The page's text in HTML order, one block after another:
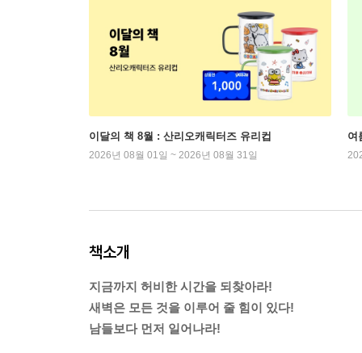
이달의 책 8월 : 산리오캐릭터즈 유리컵
2026년 08월 01일 ~ 2026년 08월 31일
여
책소개
지금까지 허비한 시간을 되찾아라!
새벽은 모든 것을 이루어 줄 힘이 있다!
남들보다 먼저 일어나라!